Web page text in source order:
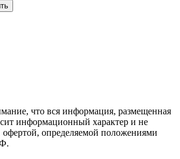
что вся информация, размещенная
информационный характер и не
офертой, определяемой положениями